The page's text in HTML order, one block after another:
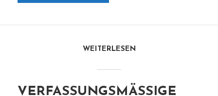
WEITERLESEN
VERFASSUNGSMÄSSIGE V